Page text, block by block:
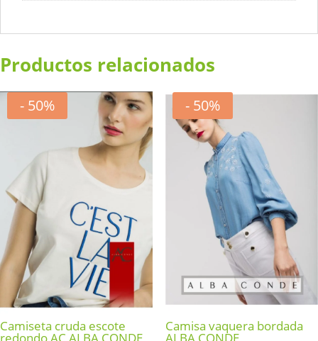
Productos relacionados
- 50%
Camiseta cruda escote
- 50%
Camisa vaquera bordada